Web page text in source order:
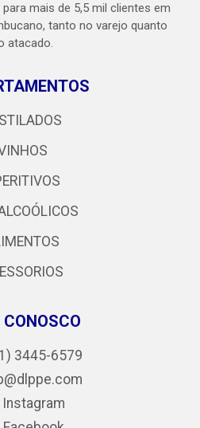
mais de 5,5 mil clientes em
tanto no varejo quanto
atacado.
CONOSCO
3445-6579
Instagram